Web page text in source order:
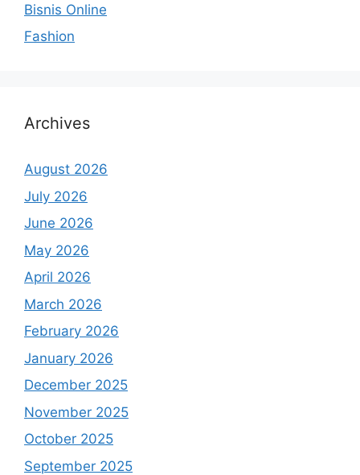
Bisnis Online
Fashion
Archives
August 2026
July 2026
June 2026
May 2026
April 2026
March 2026
February 2026
January 2026
December 2025
November 2025
October 2025
September 2025